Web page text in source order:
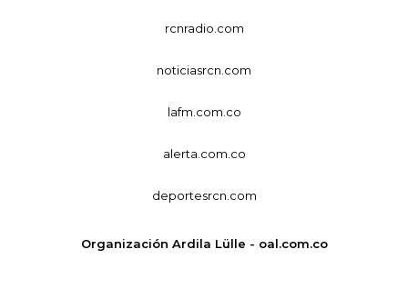
rcnradio.com
noticiasrcn.com
lafm.com.co
alerta.com.co
deportesrcn.com
Organización Ardila Lülle - oal.com.co